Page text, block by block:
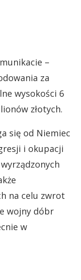
–
za
wysokości 6
złotych.
się od Niemiec
i okupacji
na celu zwrot
wojny dóbr
w